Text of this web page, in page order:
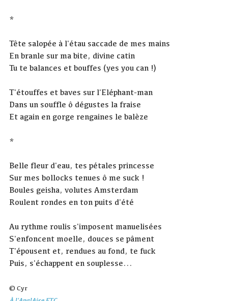
*
Tête salopée à l'étau saccade de mes mains
En branle sur ma bite, divine catin
Tu te balances et bouffes (yes you can !)
T'étouffes et baves sur l'Eléphant-man
Dans un souffle ô dégustes la fraise
Et again en gorge rengaines le balèze
*
Belle fleur d'eau, tes pétales princesse
Sur mes bollocks tenues ô me suck !
Boules geisha, volutes Amsterdam
Roulent rondes en ton puits d'été
Au rythme roulis s'imposent manuelisées
S'enfoncent moelle, douces se pâment
T'épousent et, rendues au fond, te fuck
Puis, s'échappent en souplesse...
© Cyr